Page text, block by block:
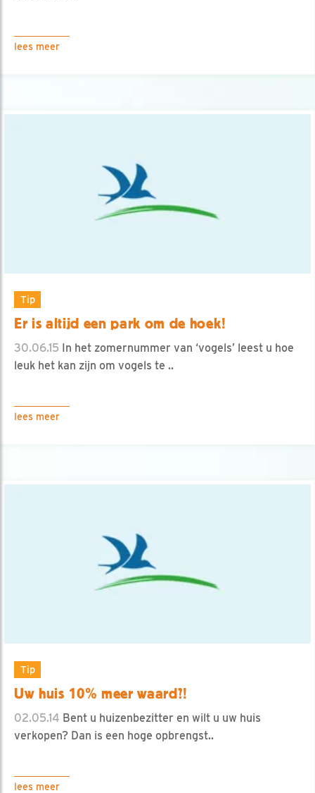
lees meer
Tip
Er is altijd een park om de hoek!
30.06.15 In het zomernummer van ‘vogels’ leest u hoe
leuk het kan zijn om vogels te ..
lees meer
Tip
Uw huis 10% meer waard?!
02.05.14 Bent u huizenbezitter en wilt u uw huis
verkopen? Dan is een hoge opbrengst..
lees meer